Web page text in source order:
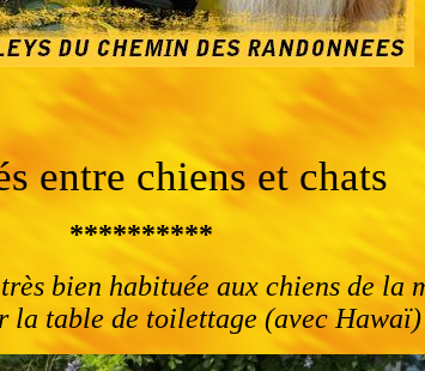
entre chiens et chats
**********
bien habituée aux chiens de la
la table de toilettage (avec Hawaï)